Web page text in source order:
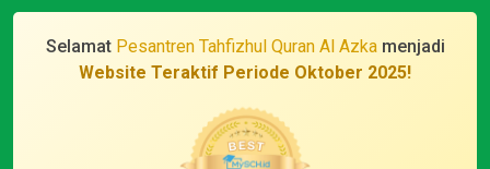
Selamat Pesantren Tahfizhul Quran Al Azkamenjadi
Website Teraktif Periode Oktober 2025!